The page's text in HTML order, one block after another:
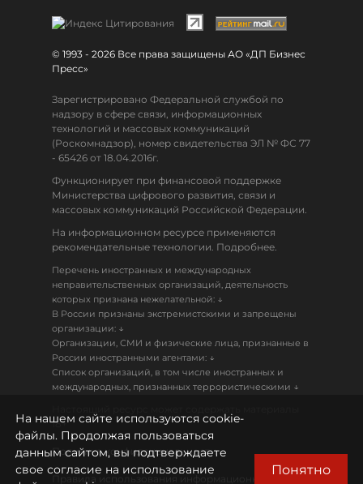
© 1993 - 2026 Все права защищены АО «ДП Бизнес
Пресс»
Зарегистрировано Федеральной службой по
надзору в сфере связи, информационных
технологий и массовых коммуникаций
(Роскомнадзор), номер свидетельства ЭЛ № ФС 77
- 65426 от 18.04.2016г.
Функционирует при финансовой поддержке
Министерства цифрового развития, связи и
массовых коммуникаций Российской Федерации.
На информационном ресурсе применяются
рекомендательные технологии. Подробнее.
Перечень иностранных и международных
неправительственных организаций, деятельность
которых признана нежелательной: ↓
В России признаны экстремистскими и запрещены
организации: ↓
Организации, СМИ и физические лица, признанные в
России иностранными агентами: ↓
Список организаций, в том числе иностранных и
международных, признанных террористическими ↓
18+
Политика конфиденциальности
Правила использования информационных
На нашем сайте используются cookie-
файлы. Продолжая пользоваться
данным сайтом, вы подтверждаете
свое согласие на использование
Понятно